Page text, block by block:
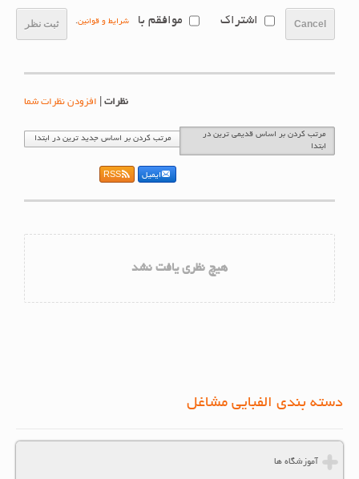
ثبت نظر Cancel اشتراک موافقم با شرایط و قوانین.
نظرات |افزودن نظرات شما
مرتب کردن بر اساس قدیمی ترین در
مرتب کردن بر اساس جدید ترین در ابتدا
ایمیل RSS
هیچ نظری یافت نشد
دسته بندی الفبایی مشاغل
آموزشگاه ها